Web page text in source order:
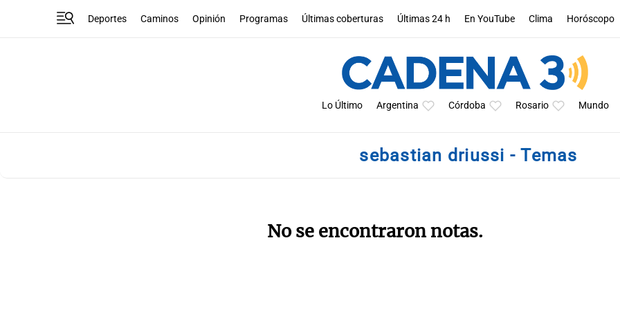
Deportes Caminos Opinión Programas Últimas coberturas Últimas 24 h En YouTube Clima Horóscopo
Lo Último Argentina Córdoba Rosario Mundo
sebastian driussi - Temas
No se encontraron notas.